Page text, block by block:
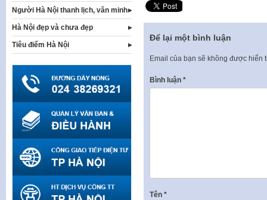
Để lại một bình luận
Email của bạn sẽ không được hiển
Bình luận *
Tên *
Người Hà Nội thanh lịch, văn minh
Hà Nội đẹp và chưa đẹp
Tiêu điểm Hà Nội